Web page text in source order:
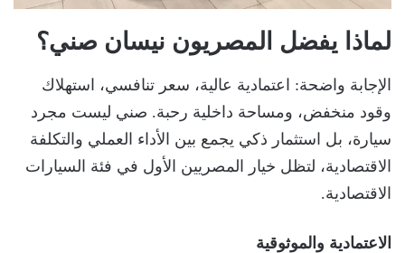
لماذا يفضل المصريون نيسان صني؟
الإجابة واضحة: اعتمادية عالية، سعر تنافسي، استهلاك
وقود منخفض، ومساحة داخلية رحبة. صني ليست مجرد
سيارة، بل استثمار ذكي يجمع بين الأداء العملي والتكلفة
الاقتصادية، لتظل خيار المصريين الأول في فئة السيارات
الاقتصادية.
الاعتمادية والموثوقية